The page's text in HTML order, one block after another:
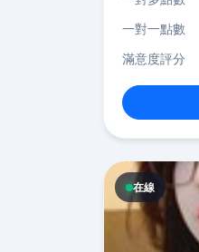
一對一點數
滿意度評分
在線